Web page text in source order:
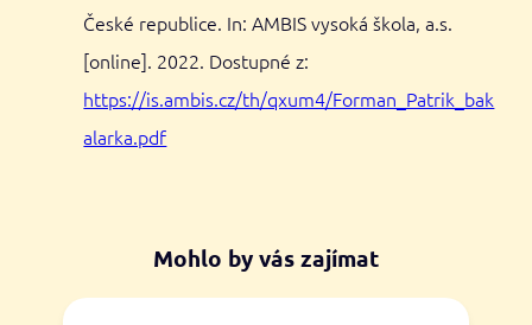
České republice. In: AMBIS vysoká škola, a.s.
[online]. 2022. Dostupné z:
https://is.ambis.cz/th/qxum4/Forman_Patrik_bak
alarka.pdf
Mohlo by vás zajímat